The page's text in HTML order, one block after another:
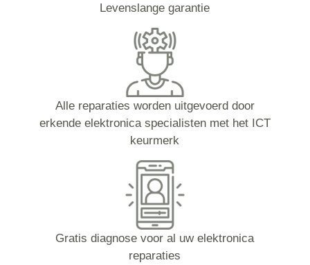
Levenslange garantie
Alle reparaties worden uitgevoerd door
erkende elektronica specialisten met het ICT
keurmerk
Gratis diagnose voor al uw elektronica
reparaties